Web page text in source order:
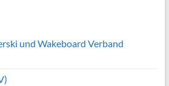
und Wakeboard Verband